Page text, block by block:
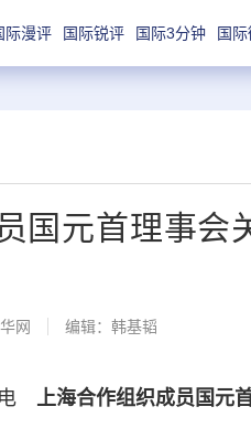
际漫评 国际锐评 国际3分钟 国
国元首理事
网 编辑：韩基韬
上海合作组织成员国元